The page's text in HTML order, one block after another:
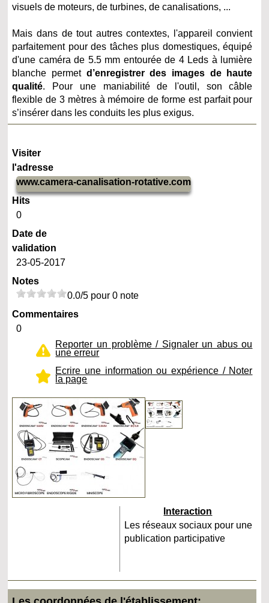
visuels de moteurs, de turbines, de canalisations, ...
Mais dans de tout autres contextes, l'appareil convient
parfaitement pour des tâches plus domestiques, équipé
d'une caméra de 5.5 mm entourée de 4 Leds à lumière
blanche permet d’enregistrer des images de haute
qualité. Pour une maniabilité de l'outil, son câble
flexible de 3 mètres à mémoire de forme est parfait pour
s’insérer dans les conduits les plus exigus.
Visiter
l'adresse
www.camera-canalisation-rotative.com
Hits
0
Date de
validation
23-05-2017
Notes
0.0/5 pour 0 note
Commentaires
0
Reporter un problème / Signaler un abus ou
une erreur
Ecrire une information ou expérience / Noter
la page
Interaction
Les réseaux sociaux pour une
publication participative